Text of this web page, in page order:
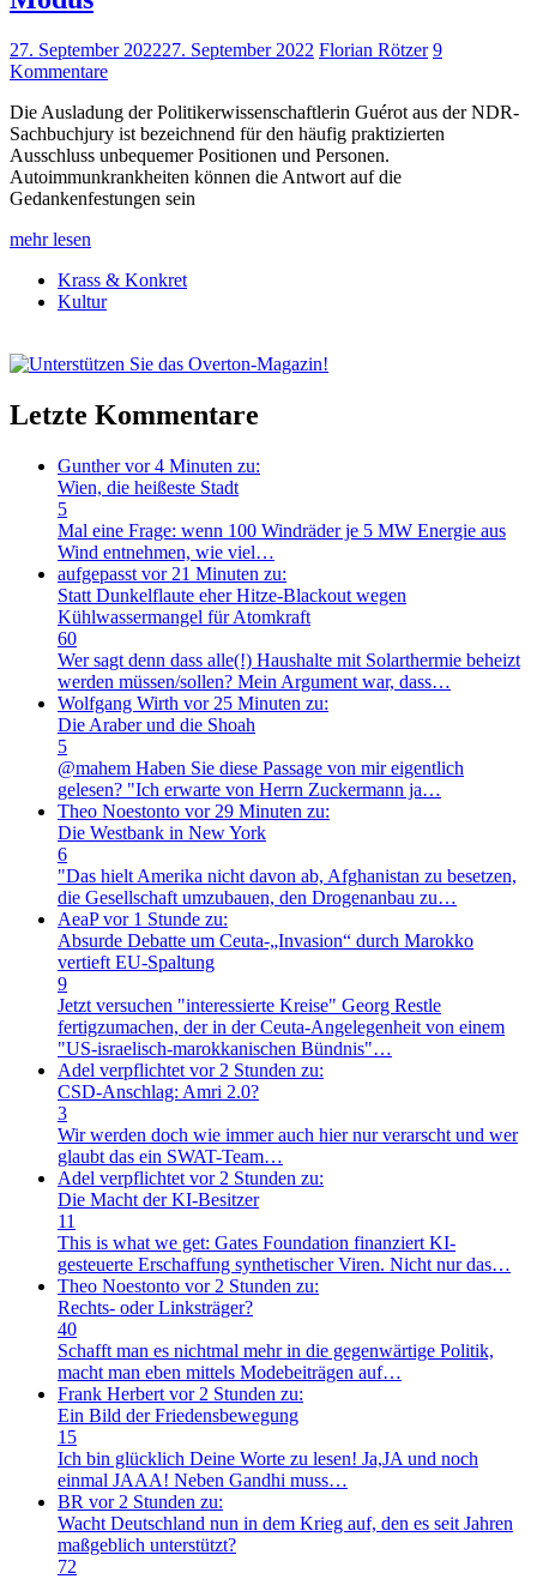
27. September 202227. September 2022 Florian Rötzer 9
Kommentare
Die Ausladung der Politikerwissenschaftlerin Guérot aus der NDR-
Sachbuchjury ist bezeichnend für den häufig praktizierten
Ausschluss unbequemer Positionen und Personen.
Autoimmunkrankheiten können die Antwort auf die
Gedankenfestungen sein
mehr lesen
Krass & Konkret
Kultur
Letzte Kommentare
Gunthervor 4 Minuten zu:
Wien, die heißeste Stadt
5
Mal eine Frage: wenn 100 Windräder je 5 MW Energie aus
Wind entnehmen, wie viel…
aufgepasst vor 21 Minuten zu:
Statt Dunkelflaute eher Hitze-Blackout wegen
Kühlwassermangel für Atomkraft
60
Wer sagt denn dass alle(!) Haushalte mit Solarthermie beheizt
werden müssen/sollen? Mein Argument war, dass…
Wolfgang Wirth vor 25 Minuten zu:
Die Araber und die Shoah
5
@mahem Haben Sie diese Passage von mir eigentlich
gelesen? "Ich erwarte von Herrn Zuckermann ja…
Theo Noestonto vor 29 Minuten zu:
Die Westbank in New York
6
"Das hielt Amerika nicht davon ab, Afghanistan zu besetzen,
die Gesellschaft umzubauen, den Drogenanbau zu…
AeaPvor 1 Stunde zu:
Absurde Debatte um Ceuta-„Invasion“ durch Marokko
vertieft EU-Spaltung
9
Jetzt versuchen "interessierte Kreise" Georg Restle
fertigzumachen, der in der Ceuta-Angelegenheit von einem
"US-israelisch-marokkanischen Bündnis"…
Adel verpflichtet vor 2 Stunden zu:
CSD-Anschlag: Amri 2.0?
3
Wir werden doch wie immer auch hier nur verarscht und wer
glaubt das ein SWAT-Team…
Adel verpflichtet vor 2 Stunden zu:
Die Macht der KI-Besitzer
11
This is what we get: Gates Foundation finanziert KI-
gesteuerte Erschaffung synthetischer Viren. Nicht nur das…
Theo Noestonto vor 2 Stunden zu:
Rechts- oder Linksträger?
40
Schafft man es nichtmal mehr in die gegenwärtige Politik,
macht man eben mittels Modebeiträgen auf…
Frank Herbert vor 2 Stunden zu:
Ein Bild der Friedensbewegung
15
Ich bin glücklich Deine Worte zu lesen! Ja,JA und noch
einmal JAAA! Neben Gandhi muss…
BR vor 2 Stunden zu:
Wacht Deutschland nun in dem Krieg auf, den es seit Jahren
maßgeblich unterstützt?
72